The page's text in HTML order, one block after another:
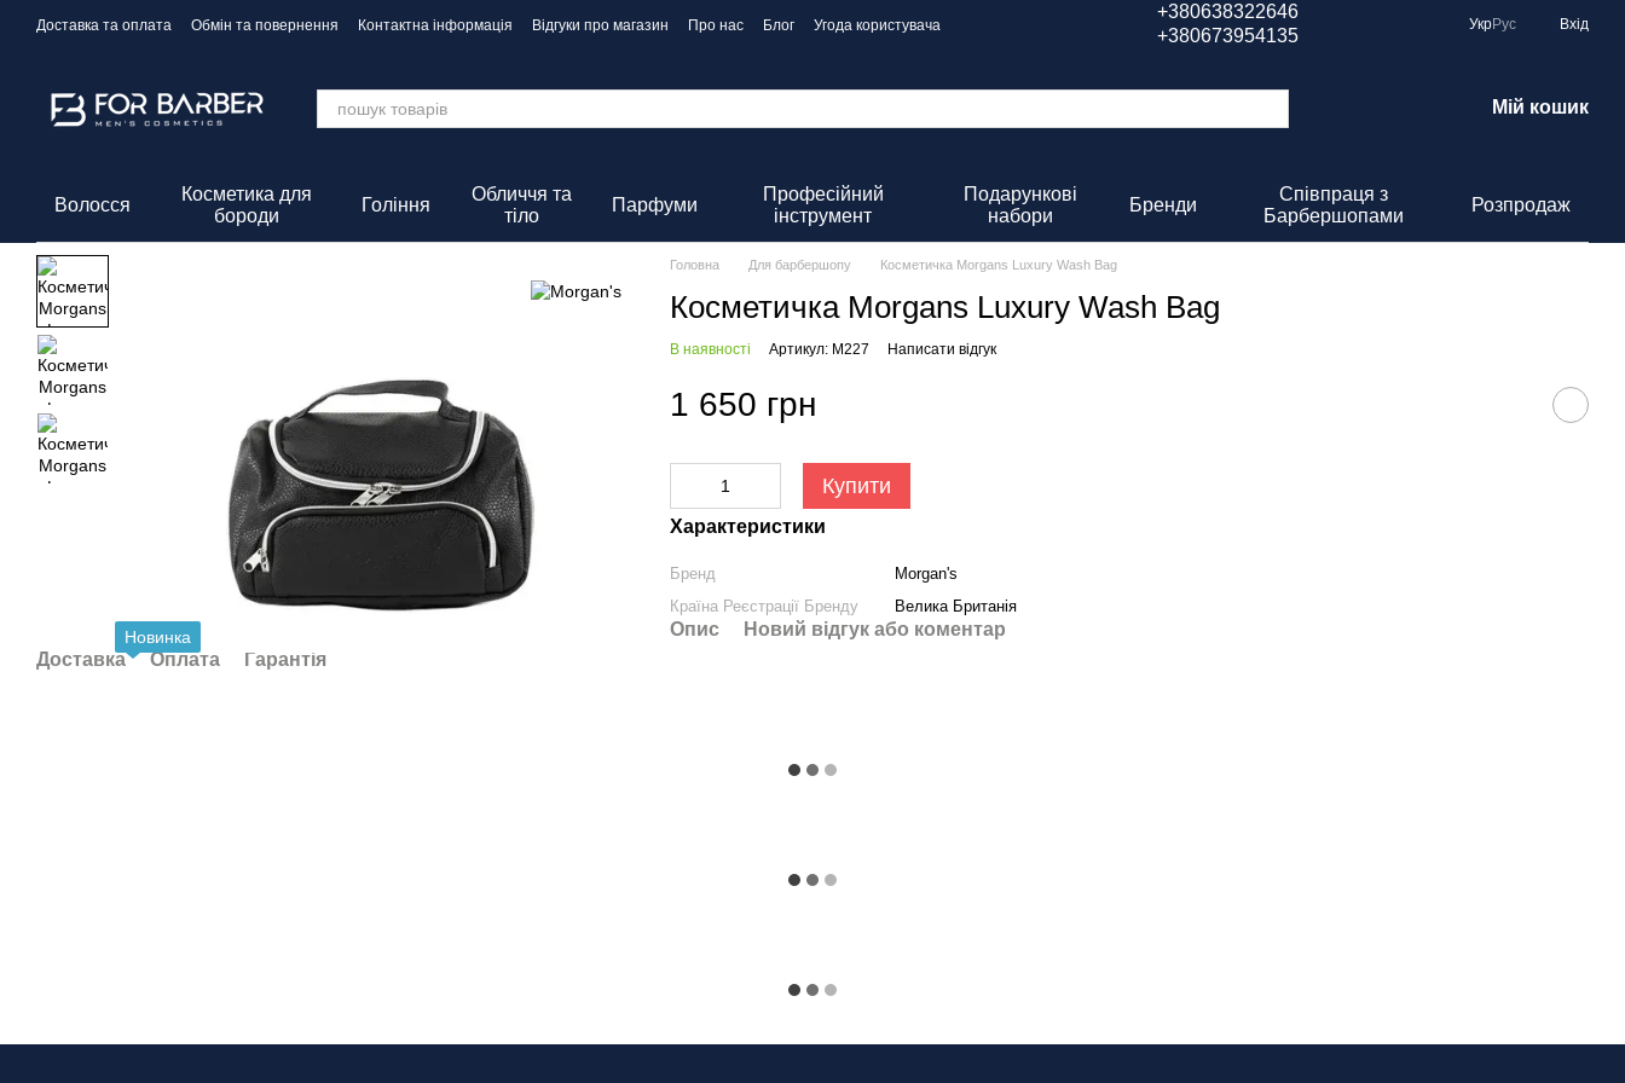
Перейти до основного контенту
Доставка та оплата Обмін та повернення Контактна інформація Відгуки про магазин Про нас Блог
Угода користувача
+380638322646
+380673954135
УкрРус Вхід
Мій кошик
Волосся
Косметика для
бороди
Гоління
Обличчя та
тіло
Парфуми
Професійний
інструмент
Подарункові
набори
Бренди
Співпраця з
Барбершопами
Розпродаж
Новинка
Доставка Оплата Гарантія
Головна Для барбершопу Косметичка Morgans Luxury Wash Bag
Косметичка Morgans Luxury Wash Bag
В наявності Артикул: M227 Написати відгук
1 650 грн
Купити
Характеристики
Бренд
Morgan's
Країна Реєстрації Бренду
Велика Британія
Опис Новий відгук або коментар